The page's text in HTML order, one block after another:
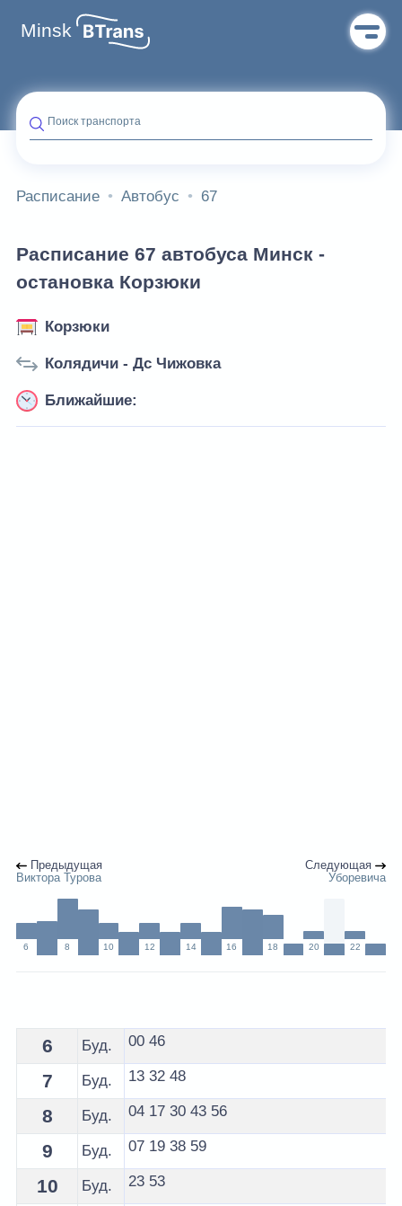
Minsk
Поиск транспорта
Расписание Автобус 67
Расписание 67 автобуса Минск -
остановка Корзюки
Корзюки
Колядичи - Дс Чижовка
Ближайшие:
Предыдущая
Виктора Турова
Следующая
Уборевича
6 8 10 12 14 16 18 20 22
Расписание 67 автобуса Минск - остановка Корзюки
6 Буд. 00 46
7 Буд. 13 32 48
8 Буд. 04 17 30 43 56
9 Буд. 07 19 38 59
10 Буд. 23 53